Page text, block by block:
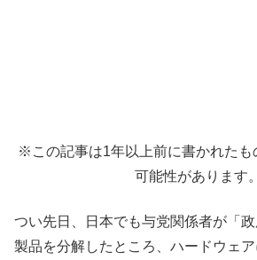
※この記事は1年以上前に書かれたも
可能性があります。
つい先日、日本でも与党関係者が「
製品を分解したところ、ハードウェア